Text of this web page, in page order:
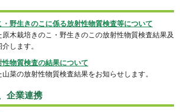
・野生きのこに係る放射性物質検査等について
原木栽培きのこ・野生きのこの放射性物質検査結果及
します。
性物質検査の結果について
菜の放射性物質検査結果をお知らせします。
企業連携